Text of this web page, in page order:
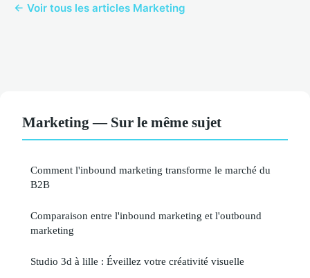
← Voir tous les articles Marketing
Marketing — Sur le même sujet
Comment l'inbound marketing transforme le marché du
B2B
Comparaison entre l'inbound marketing et l'outbound
marketing
Studio 3d à lille : Éveillez votre créativité visuelle